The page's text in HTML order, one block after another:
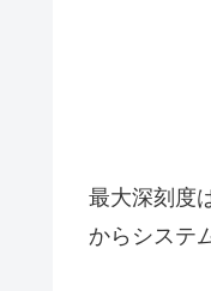
最大深刻度
からシステ